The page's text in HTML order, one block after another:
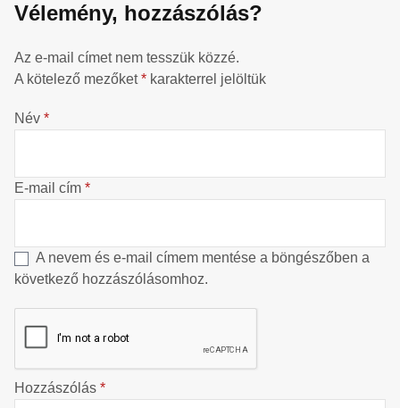
Vélemény, hozzászólás?
Az e-mail címet nem tesszük közzé.
A kötelező mezőket* karakterrel jelöltük
Név *
E-mail cím *
A nevem és e-mail címem mentése a böngészőben a
következő hozzászólásomhoz.
Hozzászólás *